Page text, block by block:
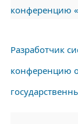
конференцию
Разработчик
конференцию